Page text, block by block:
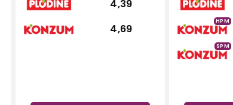
4,39
4,69
HPM
SPM